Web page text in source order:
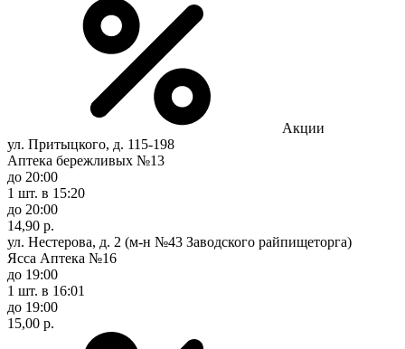
Акции
ул. Притыцкого, д. 115-198
Аптека бережливых №13
до 20:00
1 шт. в 15:20
до 20:00
14,90 р.
ул. Нестерова, д. 2 (м-н №43 Заводского райпищеторга)
Ясса Аптека №16
до 19:00
1 шт. в 16:01
до 19:00
15,00 р.